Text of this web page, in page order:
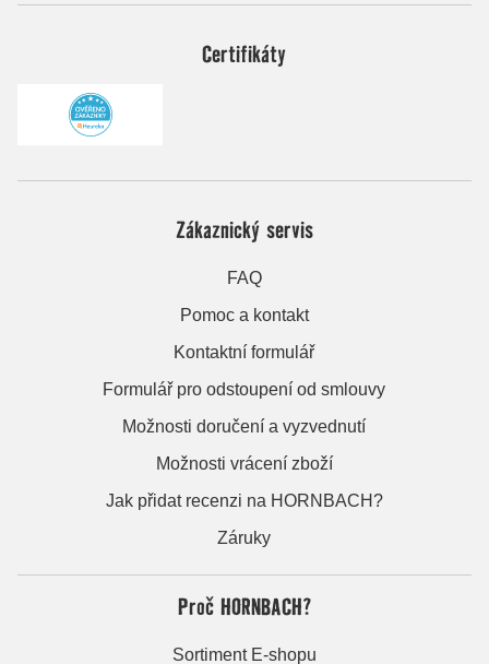
Certifikáty
Zákaznický servis
FAQ
Pomoc a kontakt
Kontaktní formulář
Formulář pro odstoupení od smlouvy
Možnosti doručení a vyzvednutí
Možnosti vrácení zboží
Jak přidat recenzi na HORNBACH?
Záruky
Proč HORNBACH?
Sortiment E-shopu